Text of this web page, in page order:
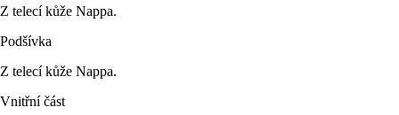
Z telecí kůže Nappa.
Podšívka
Z telecí kůže Nappa.
Vnitřní část